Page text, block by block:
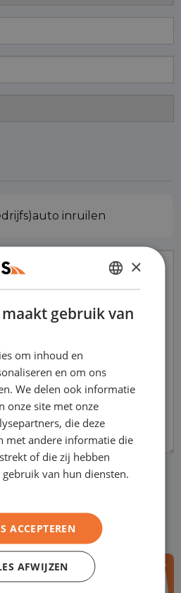
inruilen
DUTCH
ENGLISH
×
gebruik van
om inhoud en
en om ons
We delen ook informatie
onze site met onze
die deze
met andere informatie die
of die zij hebben
van hun diensten.
ACCEPTEREN
AFWIJZEN